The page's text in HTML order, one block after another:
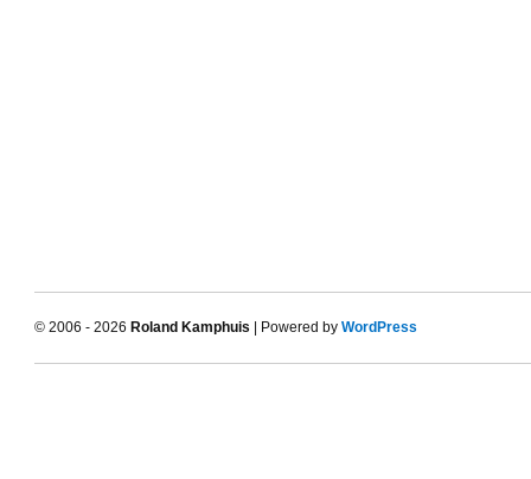
© 2006 - 2026 Roland Kamphuis | Powered by WordPress